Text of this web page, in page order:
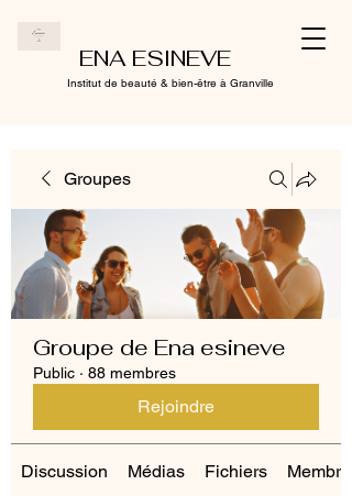
ENA ESINEVE
Institut de beauté & bien-être à Granville
Groupes
Groupe de Ena esineve
Public · 88 membres
Rejoindre
Discussion Médias Fichiers Membres